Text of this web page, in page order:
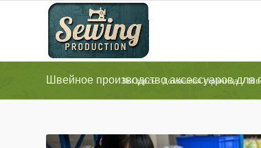
Швейное производство аксессуаров для
Вы здесь: Домашняя страница /